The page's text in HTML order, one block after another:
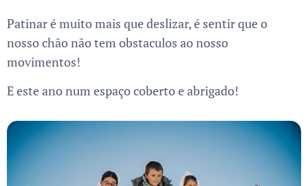
Patinar é muito mais que deslizar, é sentir que o
nosso chão não tem obstaculos ao nosso
movimentos!
E este ano num espaço coberto e abrigado!